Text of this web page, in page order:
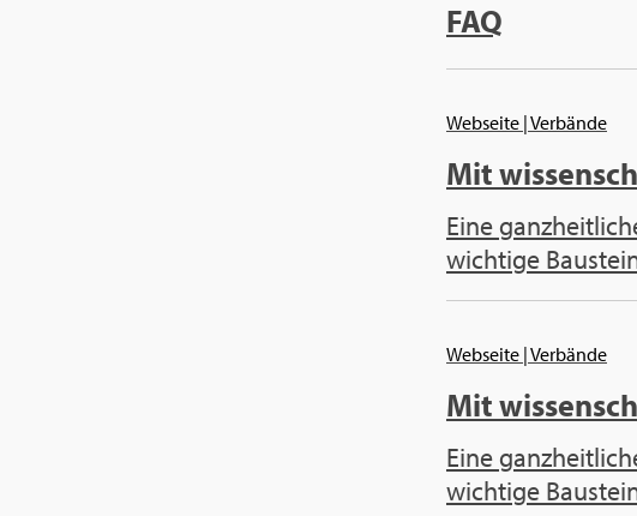
FAQ
Web­sei­te | Ver­bän­de
Mit
Eine
wich­ti­ge
Web­sei­te | Ver­bän­de
Mit
Eine
wich­ti­ge